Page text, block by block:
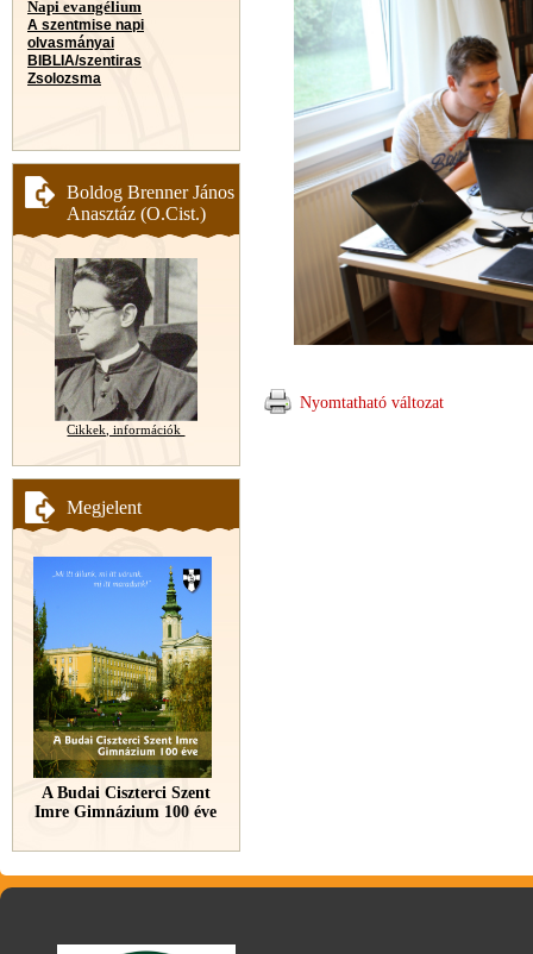
Napi evangélium
A szentmise napi
olvasmányai
BIBLIA/szentiras
Zsolozsma
Boldog Brenner János
Anasztáz (O.Cist.)
Cikkek, információk
Megjelent
A Budai Ciszterci Szent
Imre Gimnázium 100 éve
Nyomtatható változat